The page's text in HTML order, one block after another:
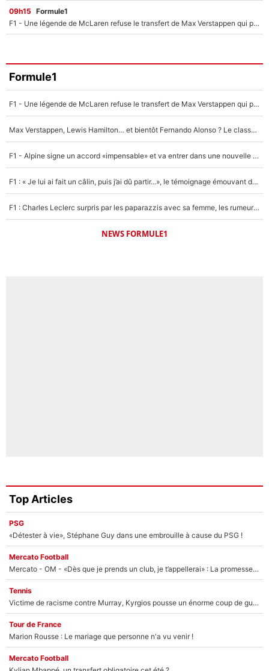
09h15 Formule1
F1 - Une légende de McLaren refuse le transfert de Max Verstappen qui pourrait «faire des vagues» et plomber l'ambiance dans l'équipe
Formule1
F1 - Une légende de McLaren refuse le transfert de Max Verstappen qui pourrait «faire des vagues» et plomber l'ambiance dans l'équipe
Max Verstappen, Lewis Hamilton… et bientôt Fernando Alonso ? Le classement des pilotes les mieux payés en Formule 1 risque de changer !
F1 - Alpine signe un accord «impensable» et va entrer dans une nouvelle dimension : Grande nouvelle pour Pierre Gasly !
F1 : « Je lui ai fait un câlin, puis j’ai dû partir...», le témoignage émouvant de Max Verstappen sur sa fille
F1 : Charles Leclerc surpris par les paparazzis avec sa femme, les rumeurs étaient vraies !
NEWS FORMULE1
Top Articles
PSG
«Détester à vie», Stéphane Guy dans une embrouille à cause du PSG !
Mercato Football
Mercato - OM - «Dès que je prends un club, je t’appellerai» : La promesse de Marcelino au moment de claquer la porte
Tennis
Victime de racisme contre Murray, Kyrgios pousse un énorme coup de gueule !
Tour de France
Marion Rousse : Le mariage que personne n'a vu venir !
Mercato Football